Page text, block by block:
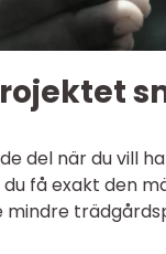
del när du vill
få exakt den
mindre